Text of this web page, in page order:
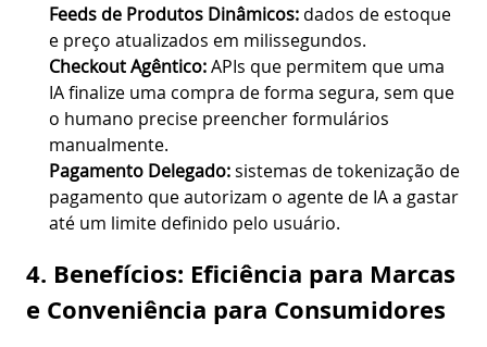
Feeds de Produtos Dinâmicos:dados de estoque
e preço atualizados em milissegundos.
Checkout Agêntico:APIs que permitem que uma
IA finalize uma compra de forma segura, sem que
o humano precise preencher formulários
manualmente.
Pagamento Delegado:sistemas de tokenização de
pagamento que autorizam o agente de IA a gastar
até um limite definido pelo usuário.
4. Benefícios: Eficiência para Marcas
e Conveniência para Consumidores